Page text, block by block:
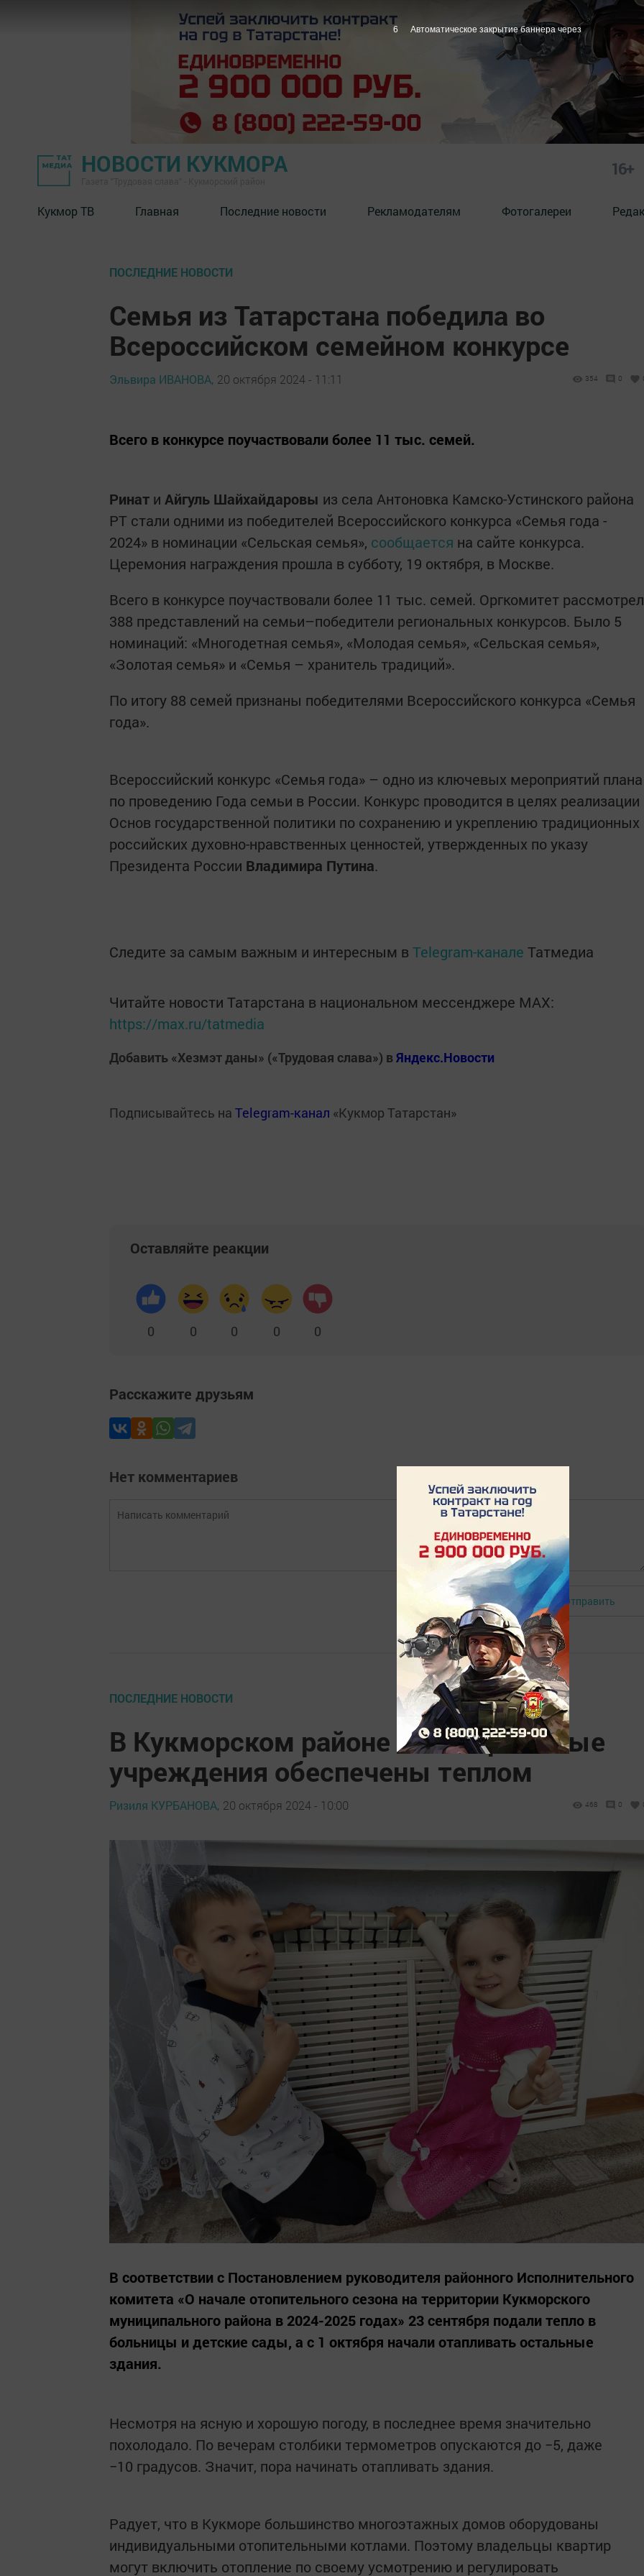
НОВОСТИ КУКМОРА 16+
Кукмор ТВ Главная Последние новости Рекламодателям Фотогалереи
ПОСЛЕДНИЕ НОВОСТИ
Семья из Татарстана победила во
Всероссийском семейном конкурсе
Эльвира ИВАНОВА, 20 октября 2024 - 11:11 354 0
Всего в конкурсе поучаствовали более 11 тыс. семей.
Ринат и Айгуль Шайхайдаровы из села Антоновка Камско-Устинского района
РТ стали одними из победителей Всероссийского конкурса «Семья года -
2024» в номинации «Сельская семья», сообщается на сайте конкурса.
Церемония награждения прошла в субботу, 19 октября, в Москве.
Всего в конкурсе поучаствовали более 11 тыс. семей. Оргкомитет рассмотрел
388 представлений на семьи–победители региональных конкурсов. Было 5
номинаций: «Многодетная семья», «Молодая семья», «Сельская семья»,
«Золотая семья» и «Семья – хранитель традиций».
По итогу 88 семей признаны победителями Всероссийского конкурса «Семья
года».
Всероссийский конкурс «Семья года» – одно из ключевых мероприятий плана
по проведению Года семьи в России. Конкурс проводится в целях реализации
Основ государственной политики по сохранению и укреплению традиционных
российских духовно-нравственных ценностей, утвержденных по указу
Президента России Владимира Путина.
Следите за самым важным и интересным в Telegram-канале Татмедиа
Читайте новости Татарстана в национальном мессенджере MАХ:
https://max.ru/tatmedia
Добавить «Хезмэт даны» («Трудовая слава») вЯндекс.Новости
Подписывайтесь на Telegram-канал «Кукмор Татарстан»
Оставляйте реакции
0 0 0 0 0
Расскажите друзьям
Нет комментариев
Авторизоваться Отправить
ПОСЛЕДНИЕ НОВОСТИ
В Кукморском районе все социальные
учреждения обеспечены теплом
Ризиля КУРБАНОВА, 20 октября 2024 - 10:00 468 0
В соответствии с Постановлением руководителя районного Исполнительного
комитета «О начале отопительного сезона на территории Кукморского
муниципального района в 2024-2025 годах» 23 сентября подали тепло в
больницы и детские сады, а с 1 октября начали отапливать остальные
здания.
Несмотря на ясную и хорошую погоду, в последнее время значительно
похолодало. По вечерам столбики термометров опускаются до −5, даже
−10 градусов. Значит, пора начинать отапливать здания.
Радует, что в Кукморе большинство многоэтажных домов оборудованы
индивидуальными отопительными котлами. Поэтому владельцы квартир
могут включить отопление по своему усмотрению и регулировать
4 Автоматическое закрытие баннера через